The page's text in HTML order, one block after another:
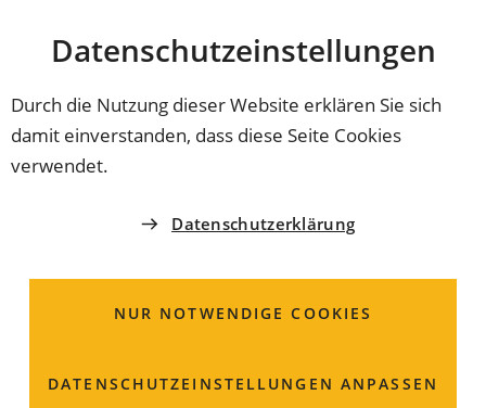
Datenschutz­einstellungen
Durch die Nutzung dieser Website erklären Sie sich
damit einverstanden, dass diese Seite Cookies
verwendet.
Datenschutzerklärung
NUR NOTWENDIGE COOKIES
DATENSCHUTZ­EINSTELLUNGEN ANPASSEN
INHALT ANSPRINGEN
Coburg